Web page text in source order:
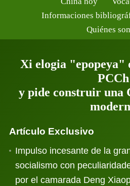
Informaciones
Quiénes
Xi elogia "epopeya"
PCCh
y pide construir una
Artículo Exclusivo
Impulso incesante de la
socialismo con
por el camarada Deng